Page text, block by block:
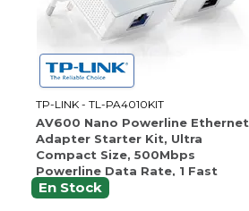
TP-LINK - TL-PA4010KIT
AV600 Nano Powerline Ethernet
Adapter Starter Kit, Ultra
Compact Size, 500Mbps
Powerline Data Rate, 1 Fast
Ethernet port, HomePlug AV,
Green Powerline, Plug and Play,
En Stock